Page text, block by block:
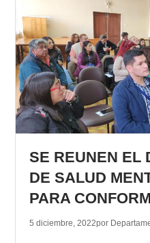
SE REUNEN EL
DE SALUD
PARA
5 diciembre, 2022por